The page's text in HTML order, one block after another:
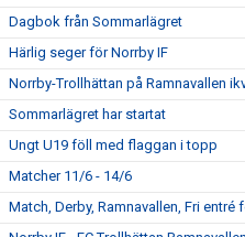
Dagbok från Sommarlägret
Härlig seger för Norrby IF
Norrby-Trollhättan på Ramnavallen
Sommarlägret har startat
Ungt U19 föll med flaggan i topp
Matcher 11/6 - 14/6
Match, Derby, Ramnavallen, Fri entré